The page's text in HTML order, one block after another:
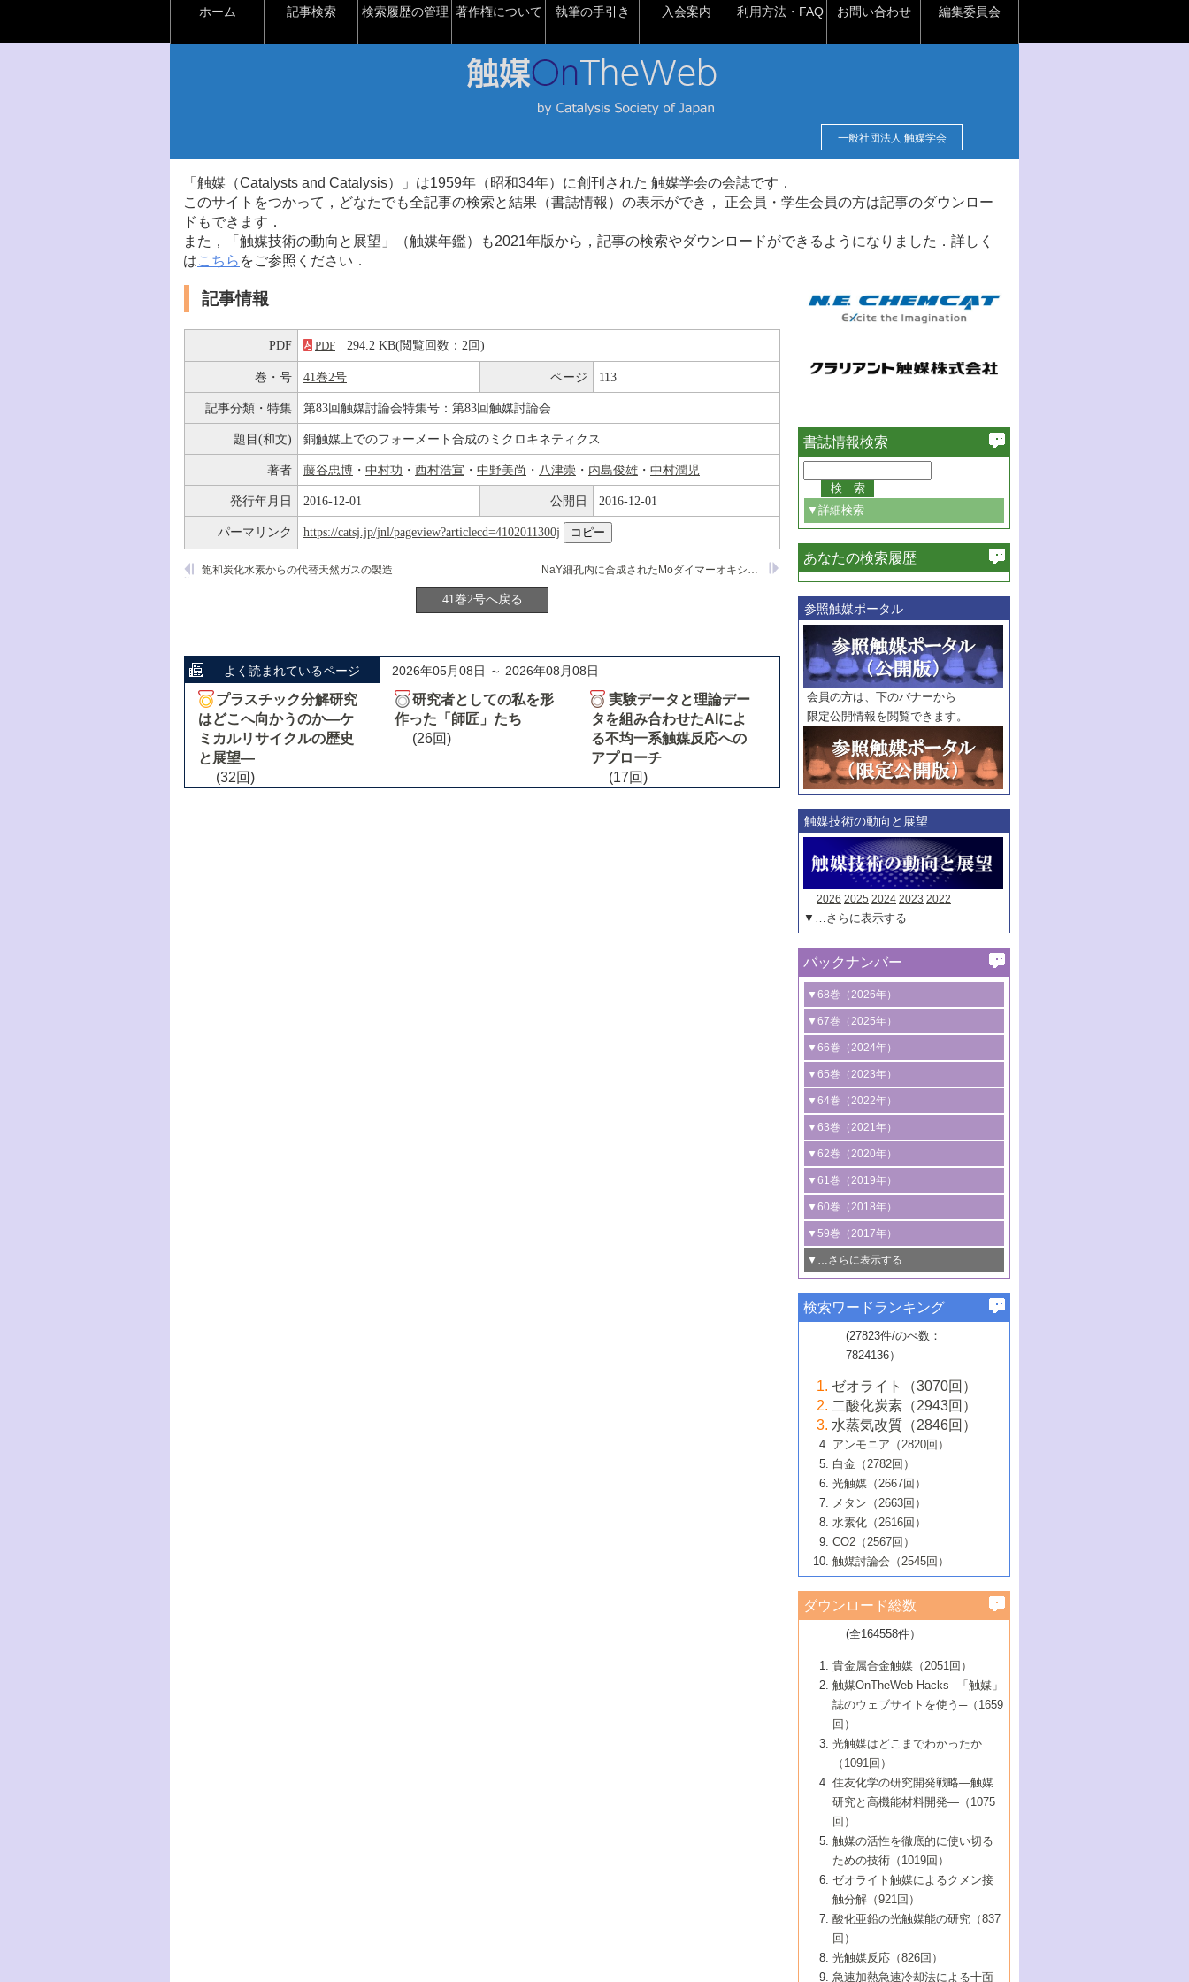
ホーム 記事検索 検索履歴の管理 著作権について 執筆の手引き 入会案内 利用方法・FAQ お問い合わせ 編集委員会
一般社団法人 触媒学会
「触媒（Catalysts and Catalysis）」は1959年（昭和34年）に創刊された 触媒学会の会誌です．
このサイトをつかって，どなたでも全記事の検索と結果（書誌情報）の表示ができ， 正会員・学生会員の方は記事のダウンロー
ドもできます．
また，「触媒技術の動向と展望」（触媒年鑑）も2021年版から，記事の検索やダウンロードができるようになりました．詳しく
はこちら をご参照ください．
記事情報
PDF PDF 294.2 KB(閲覧回数：2回)
巻・号 41巻2号 ページ 113
記事分類・特集 第83回触媒討論会特集号：第83回触媒討論会
題目(和文) 銅触媒上でのフォーメート合成のミクロキネティクス
著者 藤谷忠博 ・ 中村功 ・ 西村浩宣 ・ 中野美尚 ・ 八津崇 ・ 内島俊雄 ・ 中村潤児
発行年月日 2016-12-01 公開日 2016-12-01
パーマリンク https://catsj.jp/jnl/pageview?articlecd=4102011300j
NaY細孔内に合成されたMoダイマーオキシカーバイド種の構造とメタノール分解反応
飽和炭化水素からの代替天然ガスの製造
41巻2号へ戻る
よく読まれているページ 2026年05月08日 ～ 2026年08月08日
プラスチック分解研究
はどこへ向かうのか―ケ
ミカルリサイクルの歴史
と展望―
(32回)
研究者としての私を形
作った「師匠」たち
(26回)
実験データと理論デー
タを組み合わせたAIによ
る不均一系触媒反応への
アプローチ
(17回)
書誌情報検索
▼詳細検索
必ず含む
巻・号指定
巻
号
範囲指定
巻
号～
巻
号
触媒年鑑
年度
記事種別
マーク：
マークあり
あなたの検索履歴
参照触媒ポータル
会員の方は、下のバナーから
限定公開情報を閲覧できます。
触媒技術の動向と展望
2026 2025 2024 2023 2022
▼…さらに表示する
バックナンバー
▼68巻（2026年）
1号 過酸化水素合成に関する研究動向
2号 コンピューター技術により加速する
触媒開発
3号 有機分子変換やCO 資源化のための
光触媒に関する最近の研究
B号 第137回触媒討論会（2026年）
▼67巻（2025年）
1号 CO
水素化によるグリーン燃料/グリ
ーンケミカル製造
2号 水素製造のための水分解技術に関す
る最近の研究
3号 オレフィン系樹脂の精密合成に関す
る最新技術
4号 アルコール類の効率的変換を実現す
る非貴金属触媒の研究動向
5号 ゼオライトの合成と応用における研
究動向
6号 ヘテロ接合界面
B号 第135回触媒討論会（2025年）
▼66巻（2024年）
1号 低次元ナノ構造を有する触媒材料
2号 規制反応場を活用した固体触媒研究
の新展開
3号 未踏分子変換を目指した酸化触媒プ
ロセスの最前線
4号 シンクロトロン放射光および中性子
線を利用した触媒解析技術の最先端
5号 単原子触媒
6号 参照触媒委員会からのお知らせ
B号 第133回触媒討論会（2023年）
▼65巻（2023年）
1号 炭素が関わる触媒機能
2号 プラスチックケミカルリサイクルの
ための触媒技術
3号 非酸化物系金属化合物を基盤とした
触媒材料の開発
4号 格子酸素・格子酸素欠陥を利用した
触媒反応
5号 生体触媒によるエネルギー変換反応
6号 窒素とリンの循環のための触媒・機
能性材料
▼64巻（2022年）
1号 合成ガス製造とCOを用いるケミカル
ズ合成の最新動向
2号 化学品合成のための合金触媒開発
3号 CO の排出削減および有効活用のた
めの触媒技術
4号 若手による情報発信企画～とびたて
若き触媒の研究者たち～（1）
若き触媒の研究者たち～（2）
6号 石油のノーブル・ユースを志向した
触媒技術
大学：オンライン・対面開催）
▼63巻（2021年）
1号 金触媒の新展開
2号 ペロブスカイト
3号 特殊反応場を利用した触媒的分子変
換反応
4号 多孔質材料を用いた触媒の新展開
5号 情報学的手法を用いた触媒開発
6号 カーボンニュートラルに向けた電解
技術
B号 第127回触媒討論会（2021年・オン
ライン開催(Zoom)のみ）
▼62巻（2020年）
1号 触媒設計を拓く欠陥構造のキャラク
タリゼーション
2号 機能化学品製造に資するクリーンな
触媒的酸化反応
3号 水処理のための触媒化学
4号 光触媒を用いた水分解の最新の研究
動向
5号 次世代の触媒プロセスを支えるマイ
6号 メタン転換技術の最新動向
B号 第125回触媒討論会（2020年・工学
院大学）
▼61巻（2019年）
1号 物質移動制御に着目した触媒プロセ
ス開発
2号 CO2 フリー水素サプライチェーンに
関わる触媒開発動向
3号 精密高分子合成に関する最近の研究
動向
4号 バイオマス化成品製造のための触媒
5号 固体触媒による含窒素有機化合物変
換の最前線
6号 貴金属使用量低減に向けた自動車排
ガス浄化触媒の開発
B号 第123回触媒討論会（2019年・大阪
▼60巻（2018年）
1号 固体酸触媒の最新の研究動向
2号 二酸化炭素からの有用化学品合成
3号 ナノ粒子・クラスター触媒の最前線
4号 60周年記念企画
5号 進化するゼオライト合成技術
6号 非貴金属系触媒における電気化学的
B号 第121回触媒討論会（2018年・東京
大学）
▼59巻（2017年）
1号 いたるところに，触媒
最先端技術
3号 無機分離膜材料の開発と触媒反応プ
ロセスへの適用
5号 水素のふるまいを解き明かす最先端
研究
6号 低級アルカンの有効利用のための触
媒技術
B号 第119回触媒討論会（2017年・首都
大学東京）
▼…さらに表示する
1号 ユニークな構造の高分子を生み出す触
2号 リグニンからの化成品製造に向けた触
媒技術
3号 触媒研究の最先端～とびたて若き研究
者たち～（1）
4号 触媒研究の最先端～とびたて若き研究
者たち～（2）
5号 触媒研究の最先端～とびたて若き研究
者たち～（3）
6号 イオニクス材料と燃料電池・電解合成
の最新の研究動向
B号 第117回触媒討論会（2016年・大阪府
立大学）
▼57巻（2015年）
1号 水素キャリアにかかわる触媒技術の新
2号 石油精製用触媒の最近の進展
3号 固体酸化物形燃料電池（SOFC）におけ
るアノード触媒上での燃料直接改質技術
4号 コアシェル構造の制御による触媒機能
5号 工業触媒およびその周辺技術の最近の
進歩
6号 ナノシート
B号 第115回触媒討論会（2015年・成蹊大
▼56巻（2014年）
2号 光触媒反応機構に関する最新の研究動
向
開発動向
4号 人工光合成に向けた近年のアプローチ
5号 未利用熱エネルギーの有効活用に貢献
する触媒技術
6号 ポリオキソメタレート
B号 第113回触媒討論会（2014年・ロワジ
ールホテル豊橋）
1号 高耐久性燃料電池システム用触媒にお
ける新展開
2号 リビングラジカル重合の最近の動向
3号 天然ガスの化学工業的展開に関する触
媒技術
4号 貴金属触媒の精密構造制御とその活用
5号 バイオマス化成品製造のための固体触
6号 ナノ空間─吸着状態解析から新機能開拓
B号 第111回触媒討論会（2013年・関西大
▼54巻（2012年）
1号 規則性多孔体の利用技術における最近
の進歩
2号 第109回触媒討論会
3号 貴金属低減技術の最新動向
4号 貴金属代替技術の最新動向
5号 光触媒による物質変換反応の新展開
6号 グラフェン
7号 水素を利用する化成品合成の新潮流
▼53巻（2011年）
1号 金属学から見る合金触媒の新展開
2号 第107回触媒討論会
3号 触媒のその場観察法の進歩（１）
4号 触媒のその場観察法の進歩（２）
5号 不活性結合の触媒的活性化による有機
合成
6号 新しい固体酸触媒技術
7号 ゼオライト合成における最近の進歩
▼52巻（2010年）
1号 触媒の劣化対策と長寿命触媒開発
2号 第105回触媒討論会
3号 ナノ構造が拓く新機能
4号 活性サイトおよびその環境の精密な設
計による触媒の高機能化
5号 触媒を有効に使うための技術
7号 有機分子触媒による精密有機合成
8号 高機能化ポリオレフィンに向けた重合
触媒の最近の進展
1号 炭素材料－熱い注目を集める材料－
2号 第103回触媒討論会
3号 環境浄化用光触媒の現状と課題
4号 水素社会の実現に向けた水素製造・貯
蔵技術の進歩
5号 CO2が関わる触媒・材料
7号 持続可能社会実現のための触媒および
触媒関連技術
▼50巻（2008年）
1号 触媒化学と学会のこの10年，半世紀，
そして未来
2号 第101回触媒討論会
4号 錯体を利用したユニークな表面構造の
構築と機能
5号 若手会員による触媒研究の未来展望1：
企業編
6号 第102回触媒討論会
7号 触媒・化学反応における計算化学の進
8号 若手研究者による触媒研究の未来展望
2：大学・研究所編
▼49巻（2007年）
1号 含フッ素化合物の合成と触媒
2号 第99回触媒討論会
3号 実用的ファインケミカル合成プロセス
を実現する触媒
5号 こんな物質，あんな物質―新たな触媒
の可能性―
7号 『結晶の化学』を活かした触媒研究
8号 イオン液体の応用
▼48巻（2006年）
1号 固体酸触媒の最近の進歩
2号 第97回触媒討論会
3号 リビング重合触媒の最近の展開
5号 水素製造・貯蔵のための触媒技術の新
しい展開
6号 第98回触媒討論会
7号 基礎化学品製造の触媒技術
8号 多機能型リアクター
1号 最近の触媒担体とその効果
2号 第95回触媒討論会
4号 水分解用光触媒材料
5号 時間分解分光の進歩と応用
6号 第96回触媒討論会
8号 超臨界流体を用いた化学プロセスの新
▼46巻（2004年）
1号 部分酸化反応触媒の最前線
2号 第93回触媒討論会
3号 特殊エネルギー場の触媒反応
4号 生体内における金属の触媒作用
5号 ファインケミカルズの展開に寄与する
6号 第94回触媒討論会
7号 サブナノレベルでみた新しい表面現象
8号 オレフィン重合触媒の新たな展
▼45巻（2003年）
1号 なぜこの触媒が良いのか？
2号 第91回触媒討論会
3号 最近の自動車排ガス処理技術
4号 触媒研究の現状と将来─第90回触媒討論
5号 基礎化学品製造の触媒技術
6号 第92回触媒討論会
7号 基礎化学品製造の触媒技術
8号 資源の循環と触媒技術
▼44巻（2002年）
1号 高次制御された触媒の化学
2号 第89回触媒討論会
3号 触媒を利用した電気化学の新展開
4号 ナノ材料の調製と機能化
5号 こんな触媒が欲しい
6号 第90回触媒討論会
7号 触媒研究と学術雑誌/情報
8号 若い世代からみた触媒化学の現状と未
▼43巻（2001年）
1号 グリーンケミストリーと触媒
2号 第87回触媒討論会特集号
3号 生体触媒とバイオプロセス
4号 水素製造・利用の触媒化学
5号 触媒研究における新しい切り口：コン
ビナトリアルケミストリー
6号 第88回触媒討論会特集号
7号 企業における触媒研究のブレークスル
8号 この材料を触媒として使ってみません
▼42巻（2000年）
1号 触媒反応工学の明日を拓く
2号 第85回触媒討論会
3号 反応ダイナミクス
5号 触媒のおもしろさをどのように伝える
6号 第86回触媒討論会
7号 水素化精製触媒の新しい展開
8号 新しい反応性と機能性を目指した金属
クラスタ-化学
▼41巻（1999年）
1号 孔、穴、あな?-特異な空間とその利用-
2号 第83回触媒討論会
3号 均一系触媒反応最前線
4号 実用炭素材料の新展開
5号 研究の方法論を考える
7号 機能性金属材料と触媒
8号 触媒研究へのNMRの応用と展望
▼40巻（1998年）
進展と21世紀への提言/創立40周年記念・触
媒学会この10年の歩みとこれから/創立40周
2号 第81回触媒討論会
3号 計算機触媒化学へのさそい
4号 触媒劣化の制御と予測
5号 最新の実用プロセスと触媒
6号 第82回触媒討論会
1号 均一系と不均一系触媒反応-その特徴と
接点
2号 第79回触媒討論会
3号 最新NO除去触媒の実用化研究
4号 新しい反応場を目指した触媒調製
5号 反応・分離技術の新しい展開
6号 第80回触媒討論会
▼38巻（1996年）
1号 触媒の構造と触媒作用/C1化学を中心と
する21世紀への触媒
3号 オリンピックメダル:金・銀・銅はどん
な触媒作用を示すか
4号 触媒作用における機能の複合化
▼37巻（1995年）
1号 ファインケミカルズと固体触媒
2号 第75回触媒討論会
3号 希土類を利用した触媒
4号 触媒とリサイクル
5号 エネルギー変換触媒
▼36巻（1994年）
1号 電気化学と触媒
2号 第73回触媒討論会
3号 C4化学の展開
4号 《通常号》
▼35巻（1993年）
1号 工業触媒開発マニュアル―探索から工
業化まで
2号 第71回触媒討論会
▼34巻（1992年）
1号 インパクトを与えたこの研究
2号 第69回触媒討論会
▼33巻（1991年）
1号 触媒プロセス開発マニュアル―探索か
▼32巻（1990年）
検索ワードランキング
(27823件/のべ数：
7824136）
ゼオライト（3070回）
二酸化炭素（2943回）
水蒸気改質（2846回）
アンモニア（2820回）
白金（2782回）
光触媒（2667回）
メタン（2663回）
水素化（2616回）
CO2（2567回）
触媒討論会（2545回）
ダウンロード総数
(全164558件）
貴金属合金触媒（2051回）
触媒OnTheWeb Hacks─「触媒」
誌のウェブサイトを使う─（1659
回）
光触媒はどこまでわかったか
（1091回）
住友化学の研究開発戦略―触媒
研究と高機能材料開発―（1075
回）
触媒の活性を徹底的に使い切る
ための技術（1019回）
ゼオライト触媒によるクメン接
触分解（921回）
酸化亜鉛の光触媒能の研究（837
回）
光触媒反応（826回）
急速加熱急速冷却法による十面